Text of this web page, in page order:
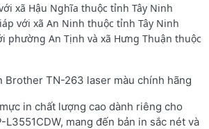
xã Hậu Nghĩa thuộc tỉnh Tây Ninh
với xã An Ninh thuộc tỉnh Tây Ninh
phường An Tịnh và xã Hưng Thuận thuộc
TN-263 laser màu chính hãng
in chất lượng cao dành riêng cho
L3551CDW, mang đến bản in sắc nét và